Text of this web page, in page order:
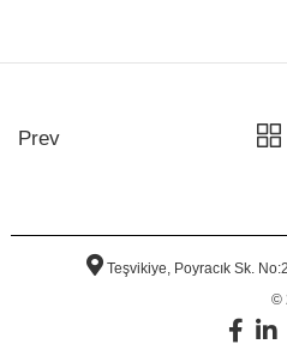
Prev
Teşvikiye, Poyracık Sk.
©